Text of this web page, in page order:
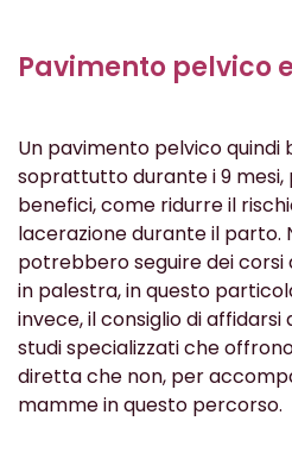
Pavimento pelvico
Un pavimento pelvico quindi
soprattutto durante i 9
benefici, come ridurre il
lacerazione durante il parto.
potrebbero seguire dei
in palestra, in questo
invece, il consiglio di
studi specializzati che
diretta che non, per
mamme in questo percorso.